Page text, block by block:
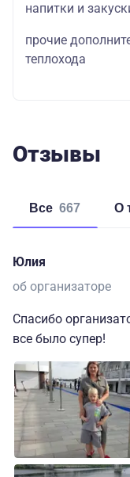
напитки и
прочие
теплохода
Отзывы
Все 667
Юлия
об организаторе
Спасибо
все было супер!